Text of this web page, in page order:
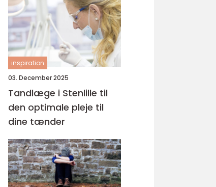
inspiration
03. December 2025
Tandlæge i Stenlille til
den optimale pleje til
dine tænder